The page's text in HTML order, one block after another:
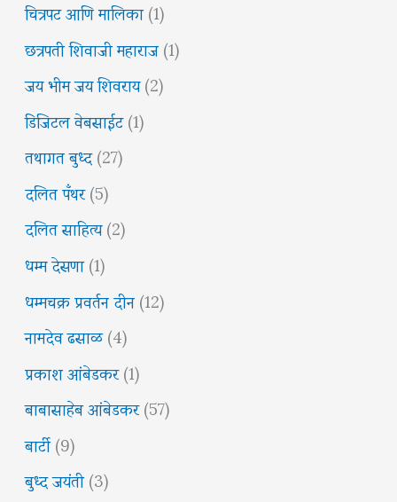
चित्रपट आणि मालिका(1)
छत्रपती शिवाजी महाराज(1)
जय भीम जय शिवराय(2)
डिजिटल वेबसाईट(1)
तथागत बुध्द(27)
दलित पँथर(5)
दलित साहित्य(2)
धम्म देसणा(1)
धम्मचक्र प्रवर्तन दीन(12)
नामदेव ढसाळ(4)
प्रकाश आंबेडकर(1)
बाबासाहेब आंबेडकर(57)
बार्टी(9)
बुध्द जयंती(3)